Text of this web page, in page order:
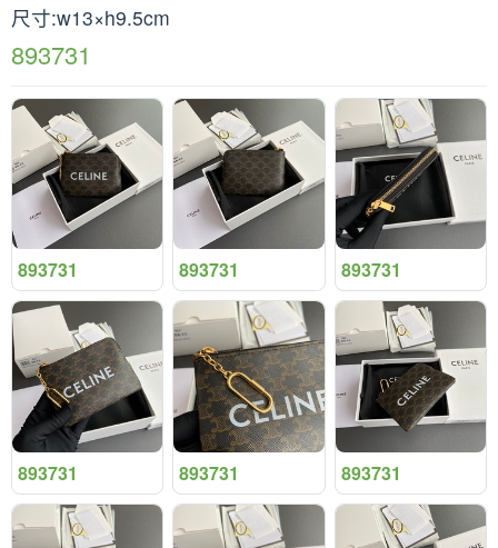
尺寸:w13×h9.5cm
893731
893731 893731 893731
893731 893731 893731